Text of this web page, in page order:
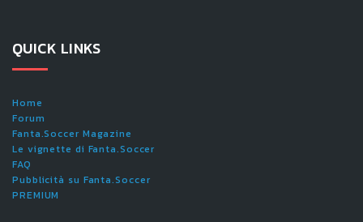
QUICK LINKS
Home
Forum
Fanta.Soccer Magazine
Le vignette di Fanta.Soccer
FAQ
Pubblicità su Fanta.Soccer
PREMIUM